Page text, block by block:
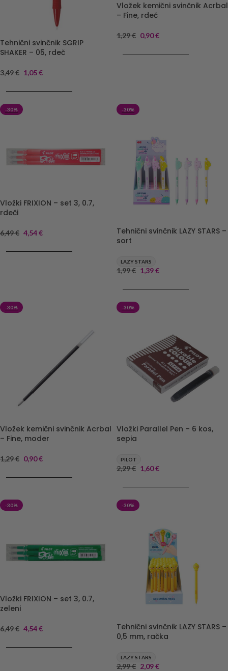
Tehnični svinčnik SGRIP
SHAKER – 05, rdeč
3,49€ 1,05€
Vložek kemični svinčnik Acrbal
– Fine, rdeč
1,29€ 0,90€
-30%
Vložki FRIXION – set 3, 0.7,
rdeči
6,49€ 4,54€
-30%
Tehnični svinčnik LAZY STARS –
sort
LAZY STARS
1,99€ 1,39€
-30%
Vložek kemični svinčnik Acrbal
– Fine, moder
1,29€ 0,90€
-30%
Vložki Parallel Pen – 6 kos,
sepia
PILOT
2,29€ 1,60€
-30%
Vložki FRIXION – set 3, 0.7,
zeleni
6,49€ 4,54€
-30%
Tehnični svinčnik LAZY STARS –
0,5 mm, račka
LAZY STARS
2,99€ 2,09€